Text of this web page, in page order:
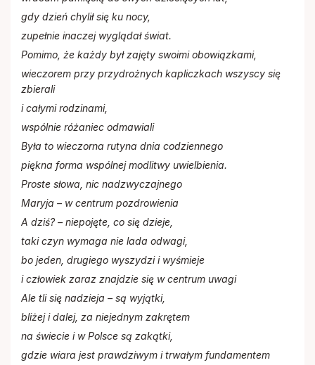
Cmentarze
Remont
Stowarzyszenie Rodzin Katolickich
Stowarzyszenie krzewienia kultu Św.
Stanisława BM
gdy dzień chylił się ku nocy,
zupełnie inaczej wyglądał świat.
Pomimo, że każdy był zajęty swoimi obowiązkami,
wieczorem przy przydrożnych kapliczkach wszyscy się
zbierali
i całymi rodzinami,
wspólnie różaniec odmawiali
Była to wieczorna rutyna dnia codziennego
piękna forma wspólnej modlitwy uwielbienia.
Proste słowa, nic nadzwyczajnego
Maryja – w centrum pozdrowienia
A dziś? – niepojęte, co się dzieje,
taki czyn wymaga nie lada odwagi,
bo jeden, drugiego wyszydzi i wyśmieje
i człowiek zaraz znajdzie się w centrum uwagi
Ale tli się nadzieja – są wyjątki,
bliżej i dalej, za niejednym zakrętem
na świecie i w Polsce są zakątki,
gdzie wiara jest prawdziwym i trwałym fundamentem